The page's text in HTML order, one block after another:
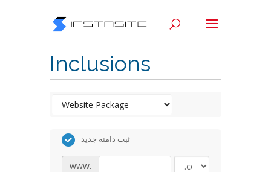
Inclusions
ثبت دامنه جدید
www.